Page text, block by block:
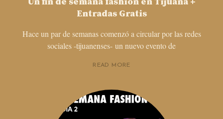
Entradas Gratis
Hace un par de semanas comenzó a circular por las redes
sociales -tijuanenses- un nuevo evento de
READ MORE